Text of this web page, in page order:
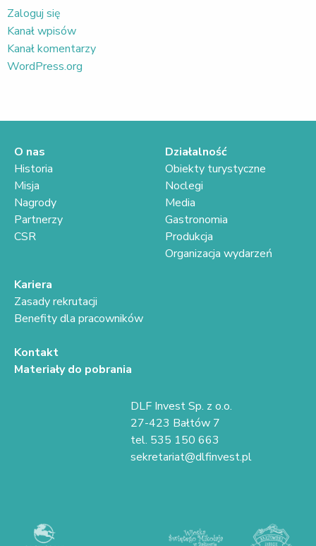
Zaloguj się
Kanał wpisów
Kanał komentarzy
WordPress.org
O nas
Historia
Misja
Nagrody
Partnerzy
CSR
Działalność
Obiekty turystyczne
Noclegi
Media
Gastronomia
Produkcja
Organizacja wydarzeń
Kariera
Zasady rekrutacji
Benefity dla pracowników
Kontakt
Materiały do pobrania
DLF Invest Sp. z o.o.
27-423 Bałtów 7
tel. 535 150 663
sekretariat@dlfinvest.pl